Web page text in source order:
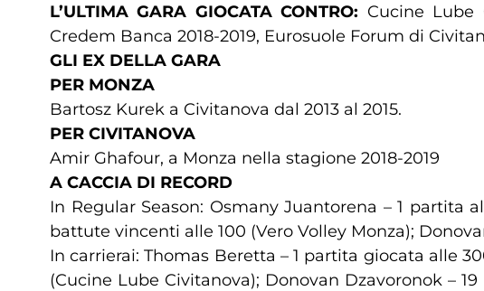
L’ULTIMA GARA GIOCATA CONTRO: Cucine Lube
Credem Banca 2018-2019, Eurosuole Forum di
GLI EX DELLA GARA
PER MONZA
Bartosz Kurek a Civitanova dal 2013 al 2015.
PER CIVITANOVA
Amir Ghafour, a Monza nella stagione 2018-2019
A CACCIA DI RECORD
In Regular Season: Osmany Juantorena – 1 partita
battute vincenti alle 100 (Vero Volley Monza);
In carrierai: Thomas Beretta – 1 partita giocata alle
(Cucine Lube Civitanova); Donovan Dzavoronok –